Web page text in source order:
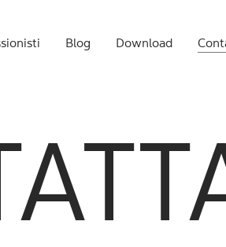
Blog Download